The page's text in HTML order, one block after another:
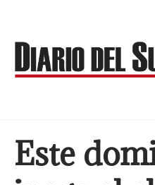
contenido
Este